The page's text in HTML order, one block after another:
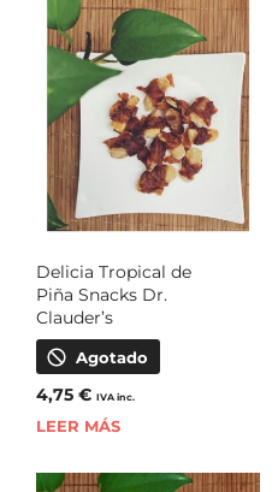
Delicia Tropical de
Piña Snacks Dr.
Clauder’s
Agotado
4,75 € IVA inc.
LEER MÁS